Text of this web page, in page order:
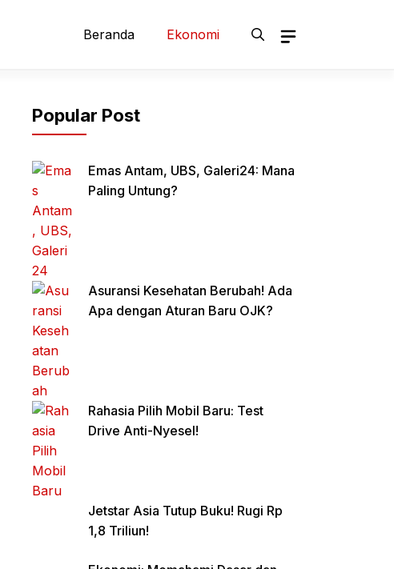
Beranda Ekonomi
Popular Post
Emas Antam, UBS, Galeri24: Mana
Paling Untung?
Asuransi Kesehatan Berubah! Ada
Apa dengan Aturan Baru OJK?
Rahasia Pilih Mobil Baru: Test
Drive Anti-Nyesel!
Jetstar Asia Tutup Buku! Rugi Rp
1,8 Triliun!